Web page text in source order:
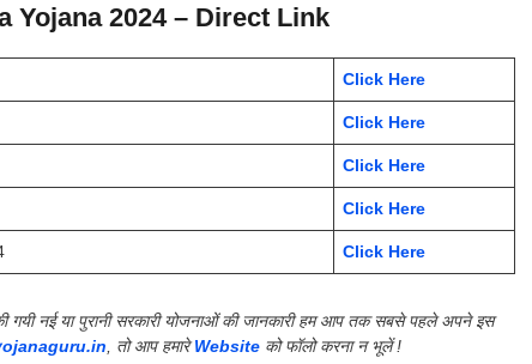
Yojana 2024– Direct Link
Click Here
Click Here
Click Here
Click Here
Click Here
गयी नई या पुरानी सरकारी योजनाओं की जानकारी हम आप तक सबसे पहले अपने इस
, तो आप हमारेWebsite को फॉलो करना न भूलें !